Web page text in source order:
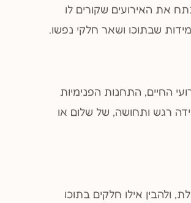
את האירועים שקורים לו
שבתוכו ושאר חלקי נפשו.
החיים, התחנות הפנימיות
רגש ותחושה, של שלום או
אילו חלקים בתוכו